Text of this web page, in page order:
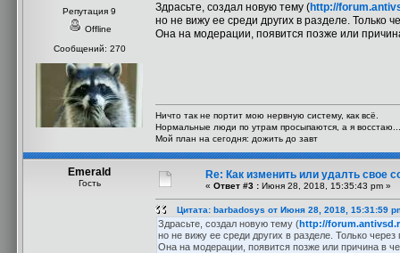
Репутация 9
Offline
Сообщений: 270
Здрасьте, создал новую тему (http://
но не вижу ее среди других в разделе. Только
Она на модерации, появится позже или
Ничто так не портит мою нервную систему, как всё.
Нормальные люди по утрам просыпаются, а я восстаю...
Мой план на сегодня: дожить до завт
Emerald
Гость
Re: Как изменить или удалть свое
« Ответ #3 : Июня 28, 2018, 15:35:43 pm »
Цитата: barbadosys от Июня 28, 2018, 15:31:59
Здрасьте, создал новую тему (http://
но не вижу ее среди других в разделе. Только
Она на модерации, появится позже или причина в